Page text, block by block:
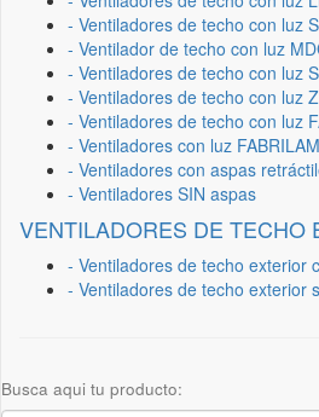
- Ventiladores de techo con luz
- Ventilador de techo con luz
- Ventiladores de techo con luz
- Ventiladores de techo con luz
- Ventiladores de techo con luz
- Ventiladores con luz
- Ventiladores con aspas
- Ventiladores SIN aspas
VENTILADORES DE TECHO
- Ventiladores de techo exterior
- Ventiladores de techo exterior
Busca aqui tu producto: